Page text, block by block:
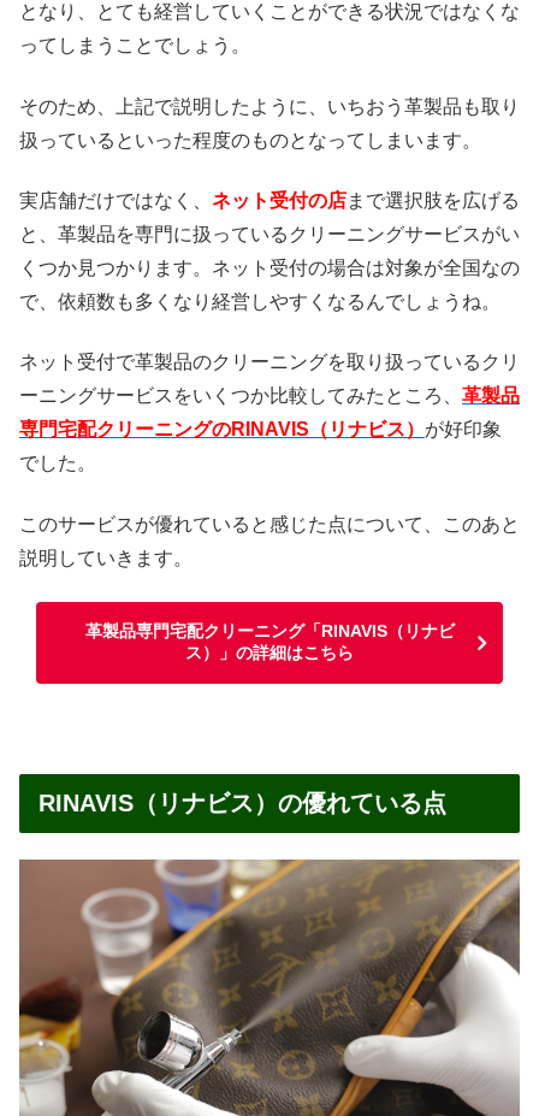
となり、とても経営していくことができる状況ではなくな
ってしまうことでしょう。
そのため、上記で説明したように、いちおう革製品も取り
扱っているといった程度のものとなってしまいます。
実店舗だけではなく、 ネット受付の店まで選択肢を広げる
と、革製品を専門に扱っているクリーニングサービスがい
くつか見つかります。ネット受付の場合は対象が全国なの
で、依頼数も多くなり経営しやすくなるんでしょうね。
ネット受付で革製品のクリーニングを取り扱っているクリ
ーニングサービスをいくつか比較してみたところ、 革製品
専門宅配クリーニングのRINAVIS（リナビス） が好印象
でした。
このサービスが優れていると感じた点について、このあと
説明していきます。
革製品専門宅配クリーニング「RINAVIS（リナビ
ス）」の詳細はこちら
RINAVIS（リナビス）の優れている点